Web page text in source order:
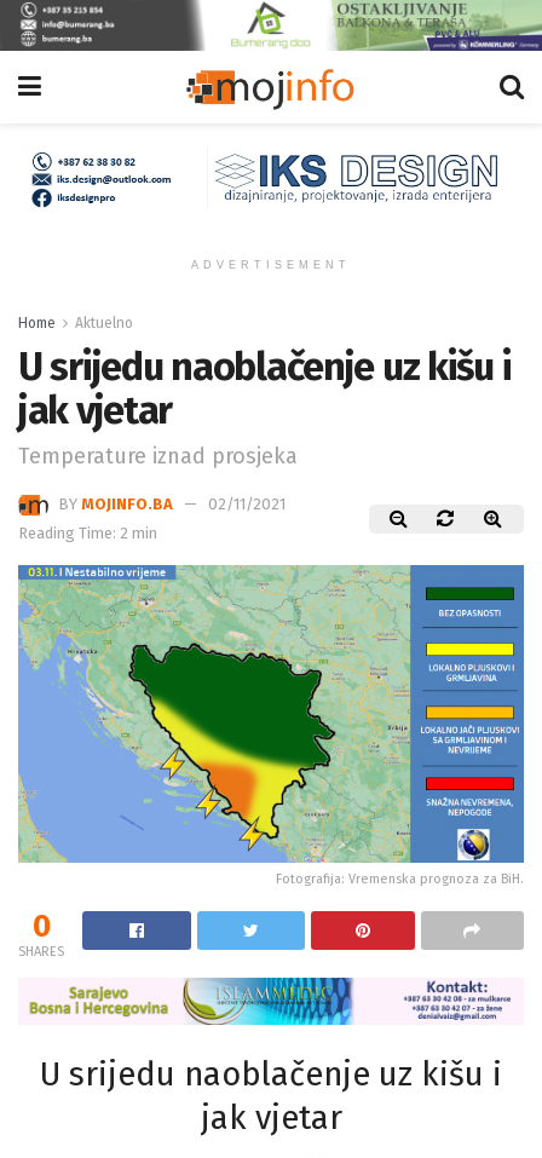
ADVERTISEMENT
Home Aktuelno
U srijedu naoblačenje uz kišu i
jak vjetar
Temperature iznad prosjeka
BY MOJINFO.BA
02/11/2021
Reading Time: 2 min
Fotografija: Vremenska prognoza za BiH.
0
SHARES
U srijedu naoblačenje uz kišu i
jak vjetar